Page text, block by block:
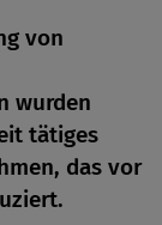
von
wurden
tätiges
das vor